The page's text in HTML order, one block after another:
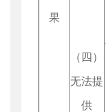
果
（四）
无法提
供